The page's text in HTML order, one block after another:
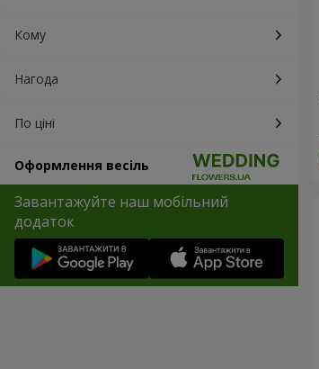
Кому
Нагода
По ціні
Оформлення весіль
Завантажуйте наш мобільний
додаток